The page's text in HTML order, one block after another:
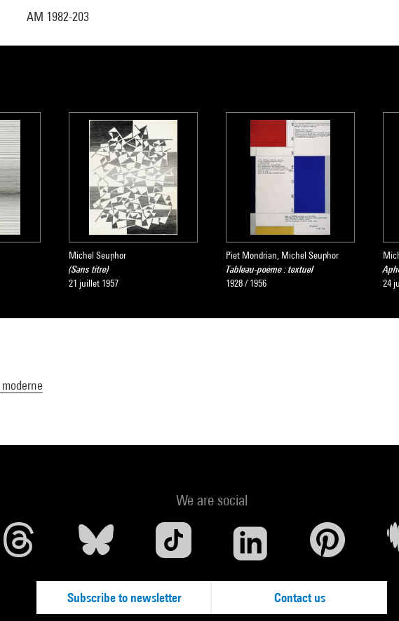
AM 1982-203
Michel Seuphor
(Sans titre)
21 juillet 1957
Piet Mondrian, Michel Seuphor
Tableau-poème : textuel
1928 / 1956
24
We are social
Subscribe to newsletter Contact us